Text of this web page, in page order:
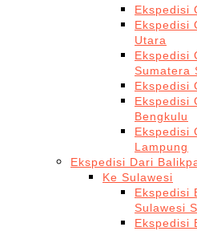
Ekspedisi
Ekspedisi
Utara
Ekspedisi
Sumatera
Ekspedisi
Ekspedisi
Bengkulu
Ekspedisi
Lampung
Ekspedisi Dari
Ke Sulawesi
Ekspedisi
Sulawesi
Ekspedisi